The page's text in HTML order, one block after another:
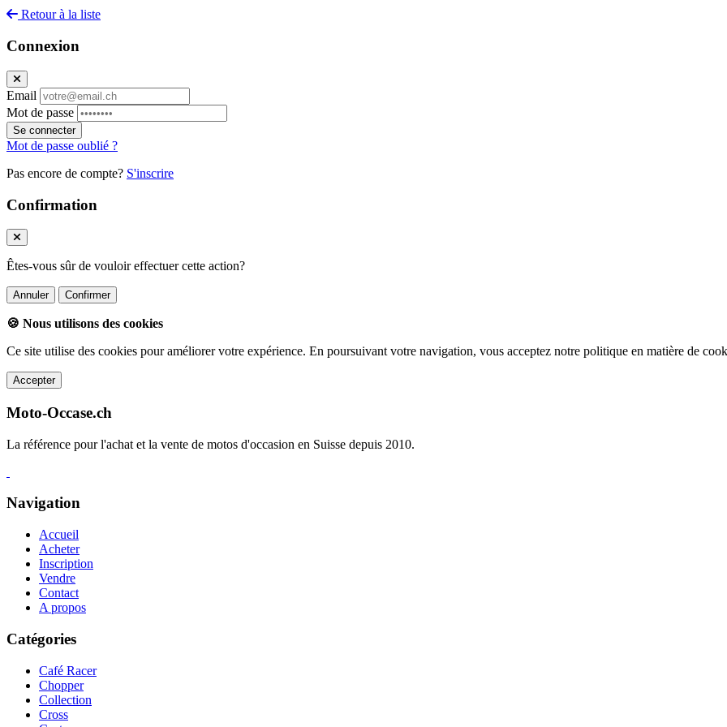
Retour à la liste
Connexion
Email
Mot de passe
Se connecter
Mot de passe oublié ?
Pas encore de compte? S'inscrire
Confirmation
Êtes-vous sûr de vouloir effectuer cette action?
Annuler Confirmer
🍪 Nous utilisons des cookies
Ce site utilise des cookies pour améliorer votre expérience. En poursuivant votre navigation, vous acceptez notre politique en matière de
Accepter
Moto-Occase.ch
La référence pour l'achat et la vente de motos d'occasion en Suisse depuis 2010.
Navigation
Accueil
Acheter
Inscription
Vendre
Contact
A propos
Catégories
Café Racer
Chopper
Collection
Cross